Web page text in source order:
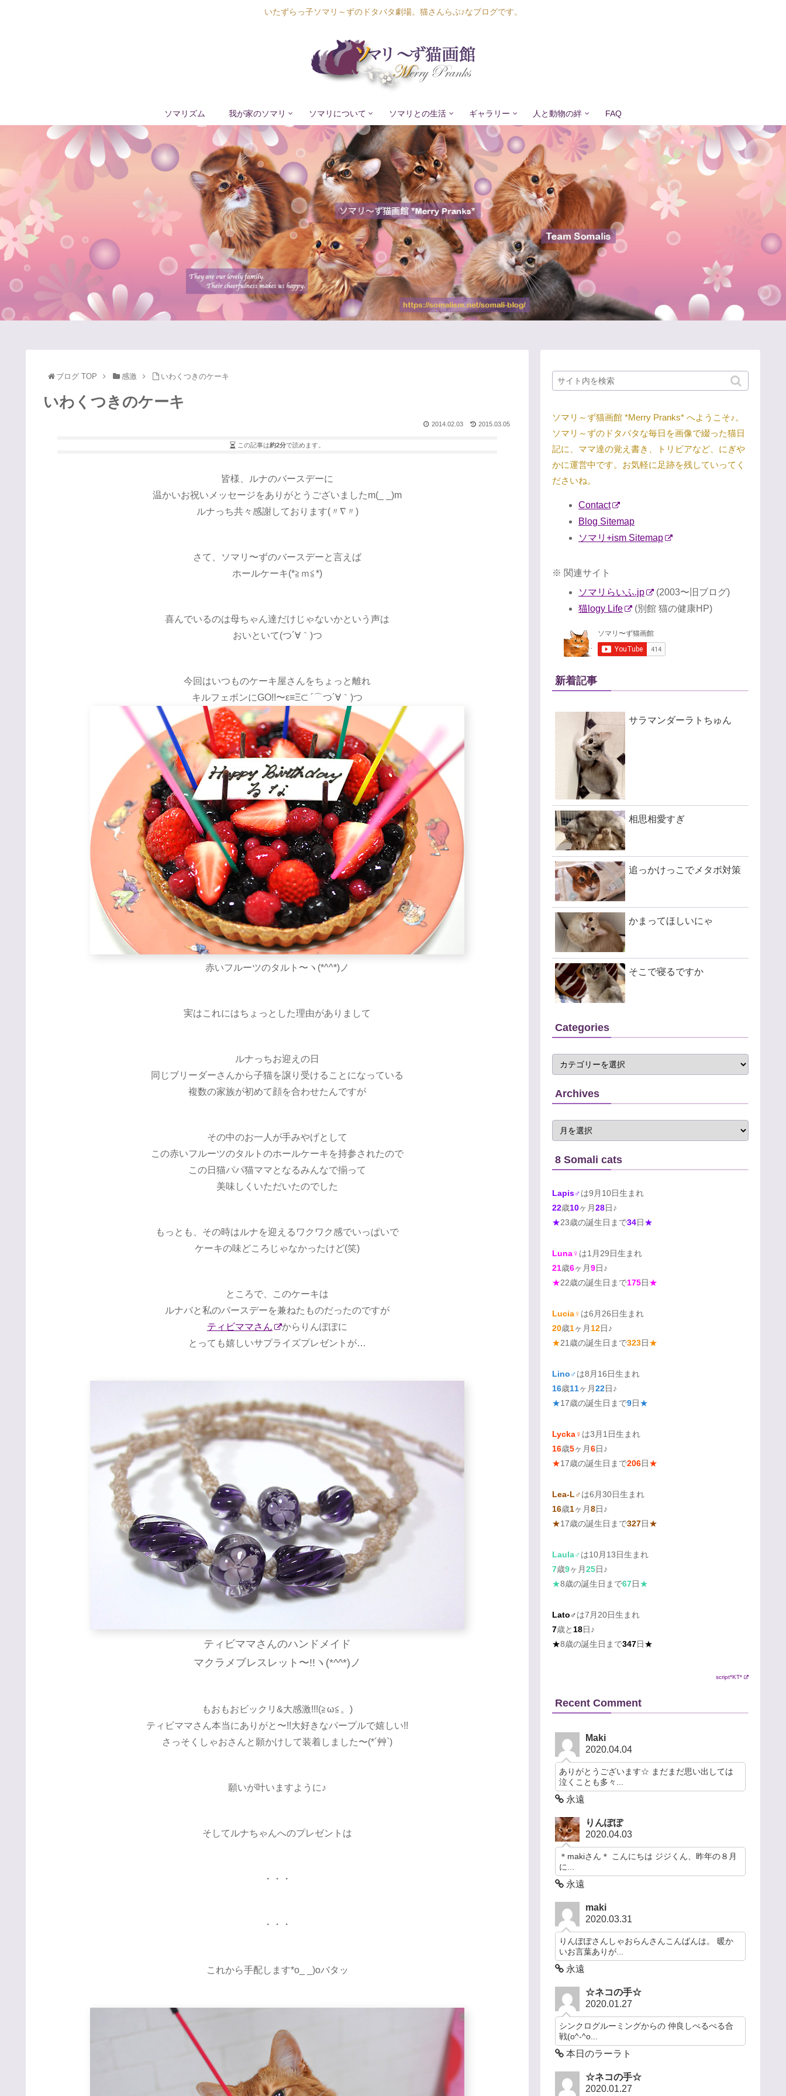
いたずらっ子ソマリ～ずのドタバタ劇場。猫さんらぶ♪なブログです。
ソマリズム 我が家のソマリ ソマリについて ソマリとの生活 ギャラリー 人と動物の絆 FAQ
Lapis Luna
Lucia Lino
Lycka Leal
Laula
ブログ TOP 感激 いわくつきのケーキ
いわくつきのケーキ
2015.03.05
2014.02.03
この記事は約2分で読めます。
皆様、ルナのバースデーに
温かいお祝いメッセージをありがとうございましたm(_ _)m
ルナっち共々感謝しております(〃∇〃)
さて、ソマリ〜ずのバースデーと言えば
ホールケーキ(*≧ｍ≦*)
喜んでいるのは母ちゃん達だけじゃないかという声は
おいといて(つ´∀｀)つ
今回はいつものケーキ屋さんをちょっと離れ
キルフェボンにGO!!〜ε≡Ξ⊂ ´⌒つ´∀｀)つ
赤いフルーツのタルト〜ヽ(*^^*)ノ
実はこれにはちょっとした理由がありまして
ルナっちお迎えの日
同じブリーダーさんから子猫を譲り受けることになっている
複数の家族が初めて顔を合わせたんですが
その中のお一人が手みやげとして
この赤いフルーツのタルトのホールケーキを持参されたので
この日猫パパ猫ママとなるみんなで揃って
美味しくいただいたのでした
もっとも、その時はルナを迎えるワクワク感でいっぱいで
ケーキの味どころじゃなかったけど(笑)
ところで、このケーキは
ルナバと私のバースデーを兼ねたものだったのですが
ティビママさん
からりんぽぽに
とっても嬉しいサプライズプレゼントが…
ティビママさんのハンドメイド
マクラメブレスレット〜!!ヽ(*^^*)ノ
もおもおビックリ&大感激!!!(≧ω≦。)
ティビママさん本当にありがと〜!!大好きなパープルで嬉しい!!
さっそくしゃおさんと願かけして装着しました〜(*´艸`)
願いが叶いますように♪
そしてルナちゃんへのプレゼントは
・・・
・・・
これから手配します*o_ _)oバタッ
ソマリ～ず猫画館 *Merry Pranks* へようこそ♪。
ソマリ～ずのドタバタな毎日を画像で綴った猫日
記に、ママ達の覚え書き、トリビアなど、にぎや
かに運営中です。お気軽に足跡を残していってく
ださいね。
Contact
Blog Sitemap
ソマリ+ism Sitemap
※ 関連サイト
ソマリらいふ.jp
(2003〜旧ブログ)
猫logy Life
(別館 猫の健康HP)
新着記事
サラマンダーラトちゅん
相思相愛すぎ
追っかけっこでメタボ対策
かまってほしいにゃ
そこで寝るですか
Categories
Archives
8 Somali cats
Lapis♂は9月10日生まれ
22歳10ヶ月28日♪
★23歳の誕生日まで34日★
Luna♀ は1月29日生まれ
21歳6ヶ月9日♪
★22歳の誕生日まで175日★
Lucia♀ は6月26日生まれ
20歳1ヶ月 12日♪
★21歳の誕生日まで323日★
Lino♂ は8月16日生まれ
16歳11ヶ月22日♪
★17歳の誕生日まで9日★
Lycka♀ は3月1日生まれ
16歳5ヶ月6日♪
★17歳の誕生日まで206日★
Lea-L♂は6月30日生まれ
16歳1ヶ月8日♪
★17歳の誕生日まで327日★
Laula♂ は10月13日生まれ
7歳9ヶ月25日♪
★8歳の誕生日まで67日★
Lato♂は7月20日生まれ
7歳と 18日♪
★8歳の誕生日まで347日★
script*KT*
Recent Comment
Maki
2020.04.04
ありがとうございます☆ まだまだ思い出しては
泣くことも多々...
永遠
りんぽぽ
2020.04.03
＊makiさん＊ こんにちは ジジくん、昨年の８月
に...
永遠
maki
2020.03.31
りんぽぽさんしゃおらんさんこんばんは。 暖か
いお言葉ありが...
永遠
☆ネコの手☆
2020.01.27
シンクログルーミングからの 仲良しぺるぺる合
戦(o^-^o...
本日のラーラト
☆ネコの手☆
2020.01.27